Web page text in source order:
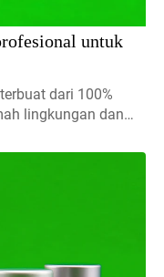
untuk
dari 100%
lingkungan dan
semprot,